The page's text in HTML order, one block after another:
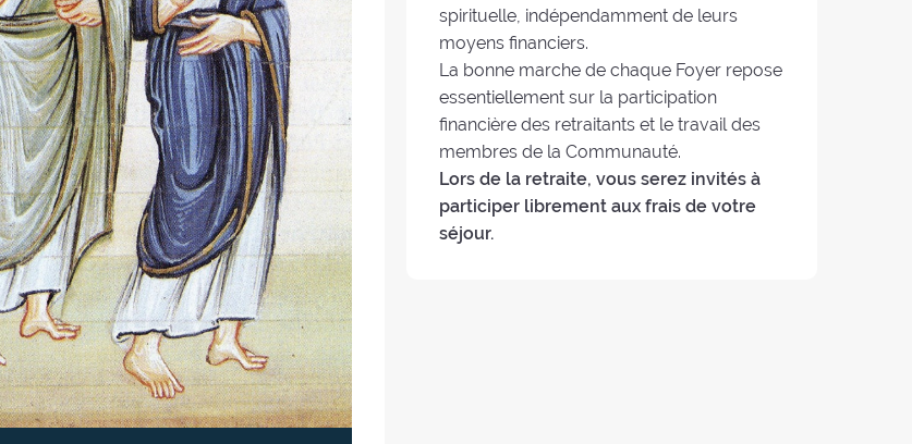
spirituelle, indépendamment de leurs
moyens financiers.
La bonne marche de chaque Foyer repose
essentiellement sur la participation
financière des retraitants et le travail des
membres de la Communauté.
Lors de la retraite, vous serez invités à
participer librement aux frais de votre
séjour.